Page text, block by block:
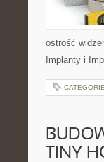
ostrość
Implanty i
TINY